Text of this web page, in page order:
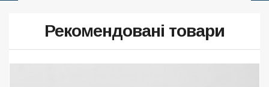
Рекомендовані товари